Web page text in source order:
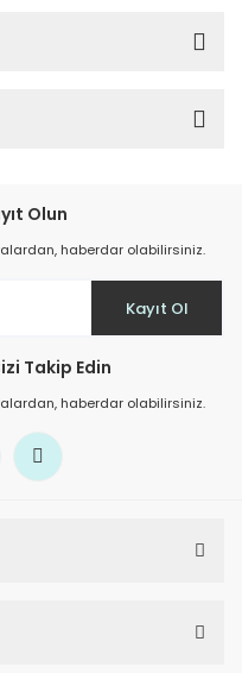
Olun
haberdar olabilirsiniz.
Kayıt Ol
Takip Edin
haberdar olabilirsiniz.